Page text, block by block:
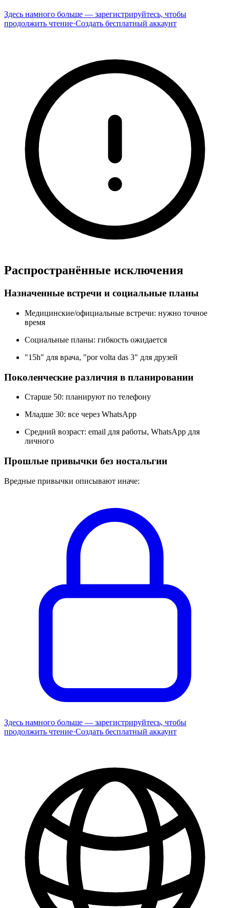
Здесь намного больше — зарегистрируйтесь, чтобы
продолжить чтение·Создать бесплатный аккаунт
Распространённые исключения
Назначенные встречи и социальные планы
Медицинские/официальные встречи: нужно точное
время
Социальные планы: гибкость ожидается
"15h" для врача, "por volta das 3" для друзей
Поколенческие различия в планировании
Старше 50: планируют по телефону
Младше 30: все через WhatsApp
Средний возраст: email для работы, WhatsApp для
личного
Прошлые привычки без ностальгии
Вредные привычки описывают иначе:
Здесь намного больше — зарегистрируйтесь, чтобы
продолжить чтение·Создать бесплатный аккаунт